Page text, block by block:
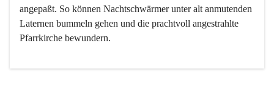
angepaßt. So können Nachtschwärmer unter alt anmutenden
Laternen bummeln gehen und die prachtvoll angestrahlte
Pfarrkirche bewundern.
Der Weinbau dominert heute nicht mehr, ist aber integrativer